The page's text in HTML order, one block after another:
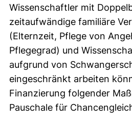
Wissenschaftler mit
zeitaufwändige familiäre
(Elternzeit, Pflege von
Pflegegrad) und
aufgrund von
eingeschränkt arbeiten
Finanzierung folgender
Pauschale für